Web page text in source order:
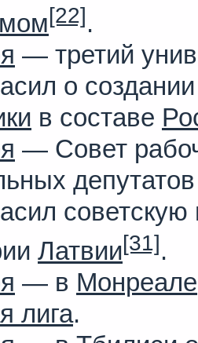
[22].
— третий
о
в составе
— Совет
Латвии[31].
— в Монреале
лига.